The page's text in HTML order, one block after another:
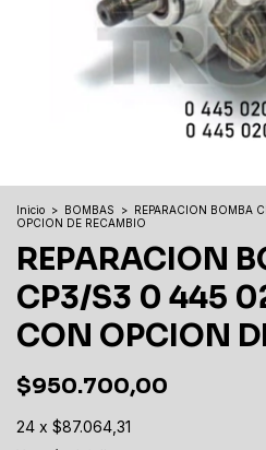
Inicio > BOMBAS > REPARACION BOMBA
OPCION DE RECAMBIO
REPARACION
CP3/S3 0 445
CON OPCION
$950.700,00
24 x $87.064,31